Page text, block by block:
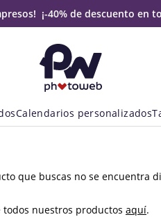
¡-40% de descuento en
Calendarios personalizados
que buscas no se encuentra
todos nuestros productos aquí.